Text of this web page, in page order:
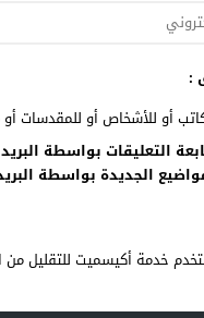
:
أو للأشخاص أو للمقدسات
التعليقات بواسطة
الجديدة بواسطة
خدمة أكيسميت للتقليل من